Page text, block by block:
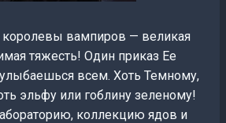
вампиров — великая
тяжесть! Один приказ Ее
всем. Хоть Темному,
эльфу или гоблину зеленому!
коллекцию ядов и